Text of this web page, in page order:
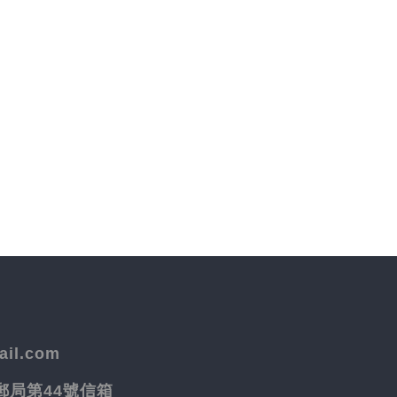
局第44號信箱